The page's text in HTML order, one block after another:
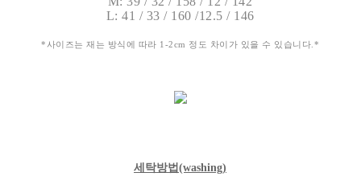
L: 41 / 33 / 160 /12.5 / 146
*사이즈는 재는 방식에 따라 1-2cm 정도 차이가 있을 수 있습니다.*
세탁방법 (washing)